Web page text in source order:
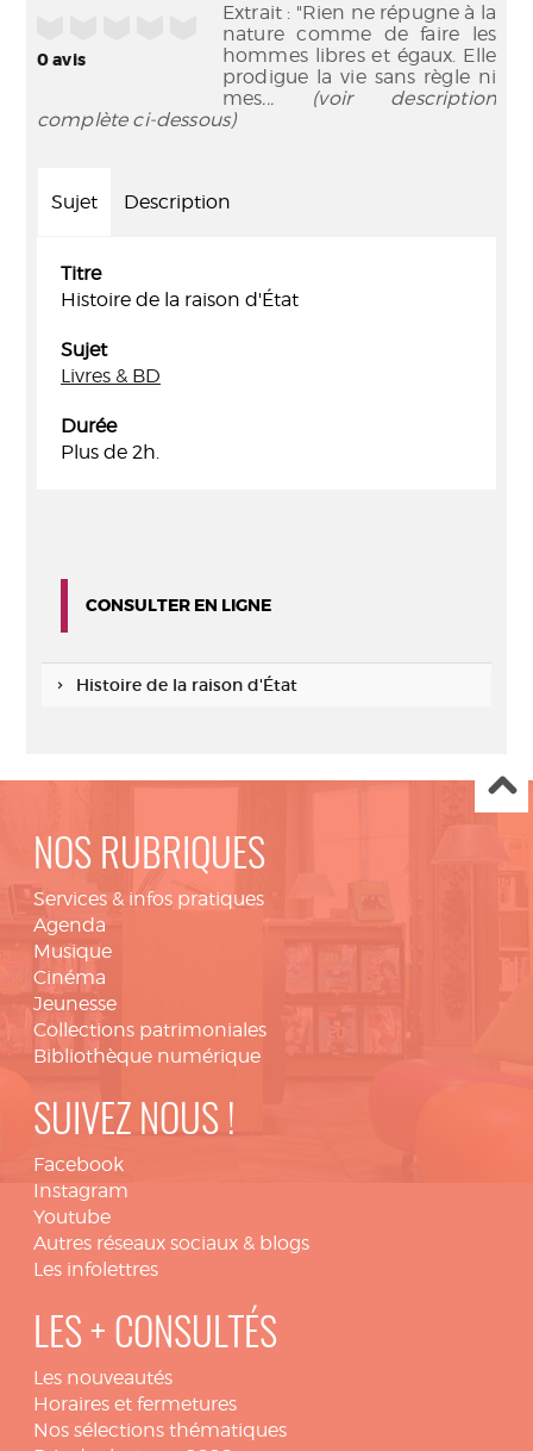
0avis
Extrait : "Rien ne répugne à la
nature comme de faire les
hommes libres et égaux. Elle
prodigue la vie sans règle ni
mes... (voir description
complète ci-dessous)
Sujet Description
Titre
Histoire de la raison d'État
Sujet
Livres & BD
Durée
Plus de 2h.
CONSULTER EN LIGNE
Histoire de la raison d'État
NOS RUBRIQUES
Services & infos pratiques
Agenda
Musique
Cinéma
Jeunesse
Collections patrimoniales
Bibliothèque numérique
SUIVEZ NOUS !
Facebook
Instagram
Youtube
Autres réseaux sociaux & blogs
Les infolettres
LES + CONSULTÉS
Les nouveautés
Horaires et fermetures
Nos sélections thématiques